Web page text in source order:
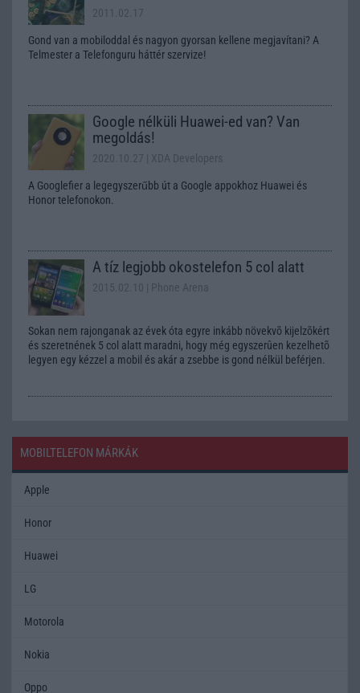
2011.02.17
Gond van a mobiloddal és nagyon gyorsan kellene megjavítani? A
Telmester a Telefonguru háttér szervize!
Google nélküli Huawei-ed van? Van
megoldás!
2020.10.27 | XDA Developers
A Googlefier a legegyszerűbb út a Google appokhoz Huawei és
Honor telefonokon.
A tíz legjobb okostelefon 5 col alatt
2015.02.10 | Phone Arena
Sokan nem rajonganak az évek óta egyre inkább növekvõ kijelzõkért
és szeretnének 5 col alatt maradni, hogy még egyszerûen kezelhetõ
legyen egy kézzel a mobil és akár a zsebbe is gond nélkül beférjen.
MOBILTELEFON MÁRKÁK
Apple
Honor
Huawei
LG
Motorola
Nokia
Oppo